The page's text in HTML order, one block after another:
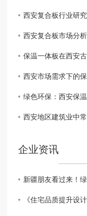
企业资讯